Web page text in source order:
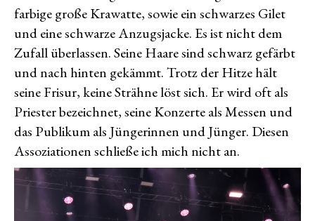
farbige große Krawatte, sowie ein schwarzes Gilet
und eine schwarze Anzugsjacke. Es ist nicht dem
Zufall überlassen. Seine Haare sind schwarz gefärbt
und nach hinten gekämmt. Trotz der Hitze hält
seine Frisur, keine Strähne löst sich. Er wird oft als
Priester bezeichnet, seine Konzerte als Messen und
das Publikum als Jüngerinnen und Jünger. Diesen
Assoziationen schließe ich mich nicht an.